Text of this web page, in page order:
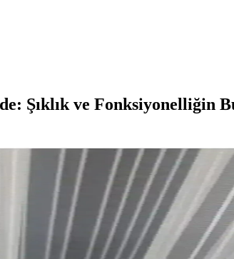
Şıklık ve Fonksiyonelliğin